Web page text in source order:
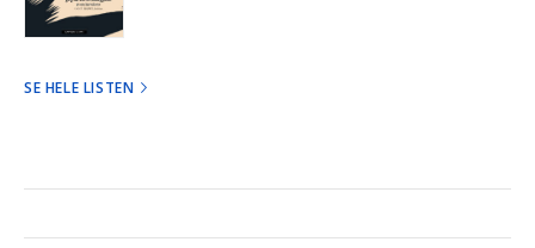
SE HELE LISTEN